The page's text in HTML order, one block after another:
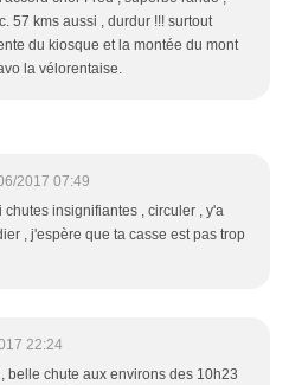
57 kms aussi , durdur !!! surtout
du kiosque et la montée du mont
la vélorentaise.
2017 07:49
chutes insignifiantes , circuler , y'a
, j'espère que ta casse est pas trop
22:24
belle chute aux environs des 10h23